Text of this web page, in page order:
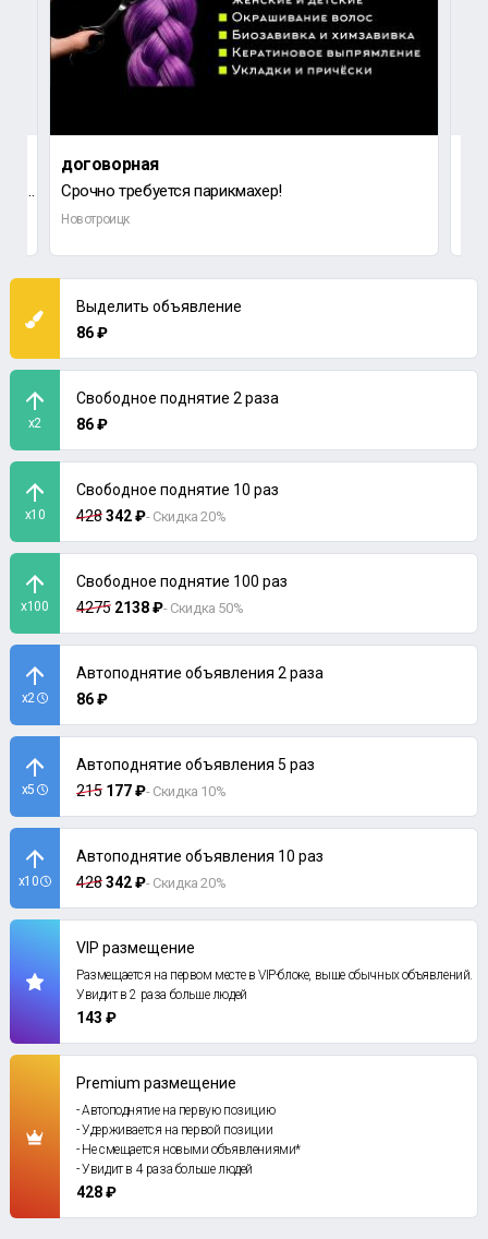
СВАРОЧНАЯ РАБОТА В подвале нужно приварить трубы,примерно 70 метров,новые трубы по 6 метров, труба 7
договорная
Срочно требуется парикмахер!
Новотроицк
Выделить объявление
86 ₽
x2
Свободное поднятие 2 раза
86 ₽
x10
Свободное поднятие 10 раз
428342 ₽- Скидка 20%
x100
Свободное поднятие 100 раз
4275 2138 ₽- Скидка 50%
x2
Автоподнятие объявления 2 раза
86 ₽
x5
Автоподнятие объявления 5 раз
215 177 ₽- Скидка 10%
x10
Автоподнятие объявления 10 раз
428342 ₽- Скидка 20%
VIP размещение
Размещается на первом месте в VIP-блоке, выше обычных объявлений.
Увидит в 2 раза больше людей
143 ₽
Premium размещение
- Автоподнятие на первую позицию
- Удерживается на первой позиции
- Не смещается новыми объявлениями*
- Увидит в 4 раза больше людей
428 ₽